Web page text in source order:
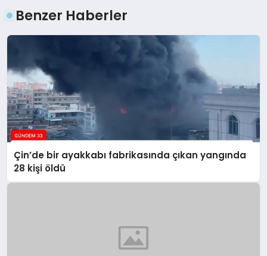
Benzer Haberler
Çin’de bir ayakkabı fabrikasında çıkan yangında
28 kişi öldü